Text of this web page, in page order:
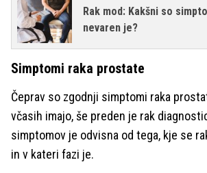
Rak mod: Kakšni so
nevaren je?
Simptomi raka prostate
Čeprav so zgodnji simptomi raka
včasih imajo, še preden je rak
simptomov je odvisna od tega, kje se
in v kateri fazi je.